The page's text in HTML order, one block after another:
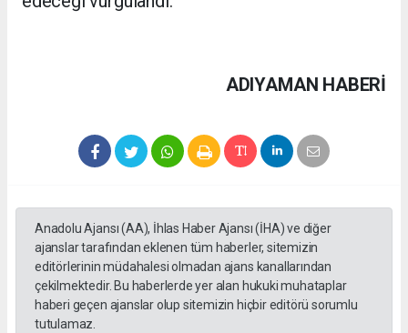
ADIYAMAN HABERİ
Anadolu Ajansı (AA), İhlas Haber Ajansı (İHA) ve diğer
ajanslar tarafından eklenen tüm haberler, sitemizin
editörlerinin müdahalesi olmadan ajans kanallarından
çekilmektedir. Bu haberlerde yer alan hukuki muhataplar
haberi geçen ajanslar olup sitemizin hiçbir editörü sorumlu
tutulamaz.